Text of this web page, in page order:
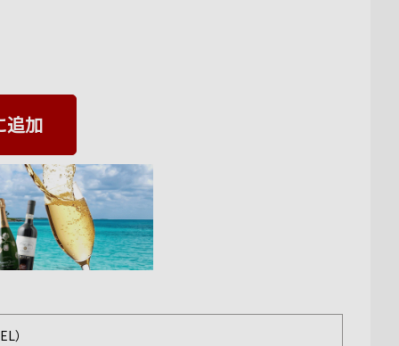
追加
）